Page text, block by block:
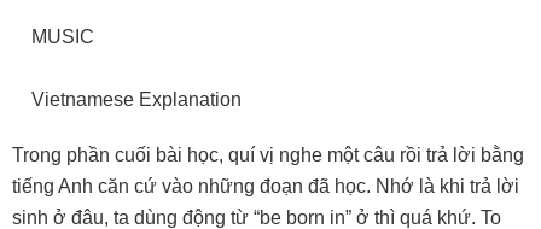
MUSIC
Vietnamese Explanation
Trong phần cuối bài học, quí vị nghe một câu rồi trả lời bằng
tiếng Anh căn cứ vào những đoạn đã học. Nhớ là khi trả lời
sinh ở đâu, ta dùng động từ “be born in” ở thì quá khứ. To